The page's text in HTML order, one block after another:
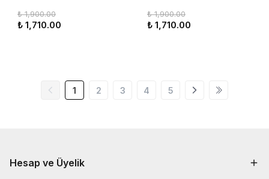
₺ 1,900.00
₺ 1,710.00
₺ 1,900.00
₺ 1,710.00
1 2 3 4 5
Hesap ve Üyelik